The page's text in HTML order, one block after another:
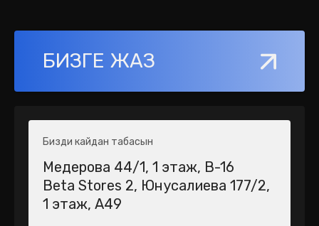
БИЗГЕ ЖАЗ
Бизди кайдан табасын
Медерова 44/1​, 1 этаж, В-16
Beta Stores 2​, Юнусалиева 177/2,
1 этаж, А49